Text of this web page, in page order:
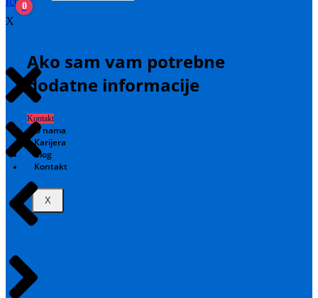
Ako sam vam potrebne
dodatne informacije
Kontakt
O nama
Karijera
Blog
Kontakt
X
0
X